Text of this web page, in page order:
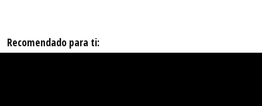
Recomendado para ti: